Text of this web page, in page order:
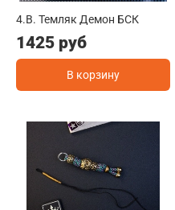
4.B. Темляк Демон БСК
1425 руб
В корзину